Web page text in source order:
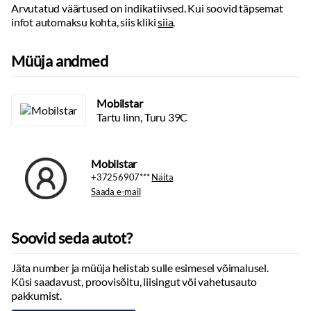
toonitud klaasid
püsikiiruse hoidja
parkimisandurid
parkimiskaamera
võtmeta käivitus
start-stopp süsteem
välistemperatuuri näidik
VÄGA ILUS
HEAS KORRAS
Sildade arv:
2
Arvutatud väärtused on indikatiivsed. Kui soovid täpsemat
infot automaksu kohta, siis klikisiia.
Müüja andmed
Mobilstar
Tartu linn, Turu 39C
Mobilstar
+37256907***Näita
Saada e-mail
Soovid seda autot?
Jäta number ja müüja helistab sulle esimesel võimalusel.
Küsi saadavust, proovisõitu, liisingut või vahetusauto
pakkumist.